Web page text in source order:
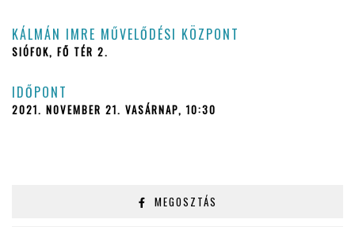
KÁLMÁN IMRE MŰVELŐDÉSI KÖZPONT
SIÓFOK, FŐ TÉR 2.
IDŐPONT
2021. NOVEMBER 21. VASÁRNAP, 10:30
MEGOSZTÁS